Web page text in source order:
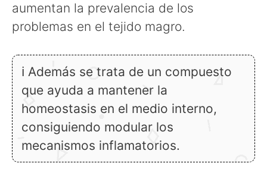
aumentan la prevalencia de los
problemas en el tejido magro.
ℹ Además se trata de un compuesto
que ayuda a mantener la
homeostasis en el medio interno,
consiguiendo modular los
mecanismos inflamatorios.